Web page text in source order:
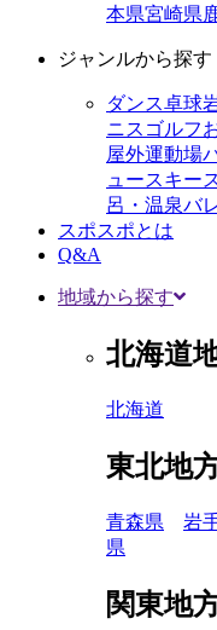
本県宮崎県
ジャンルから探す
ダンス卓球
ニス ゴルフ
屋外運動場
ュースキー
呂・温泉バ
スポスポとは
Q&A
地域から探す
北海道
北海道
東北地
青森県 岩
県
関東地